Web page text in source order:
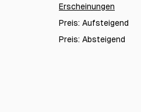
Erscheinungen
Preis: Aufsteigend
Preis: Absteigend